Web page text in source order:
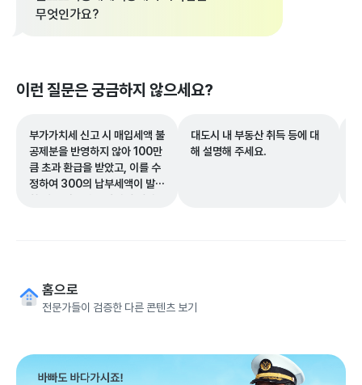
무엇인가요?
이런 질문은 궁금하지 않으세요?
부가가치세 신고 시 매입세액 불
공제분을 반영하지 않아 100만
큼 초과 환급을 받았고, 이를 수
정하여 300의 납부세액이 발생
한 경우 과소신고 가산세 계산
대도시 내 부동산 취득 등에 대
해 설명해 주세요.
홈으로
전문가들이 검증한 다른 콘텐츠 보기